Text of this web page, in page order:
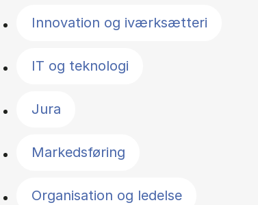
Innovation og iværksætteri
IT og teknologi
Jura
Markedsføring
Organisation og ledelse